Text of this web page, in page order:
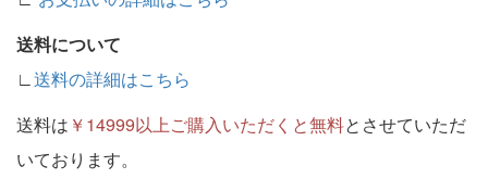
送料について
∟送料の詳細はこちら
送料は ￥14999以上ご購入いただくと無料とさせていただ
いております。